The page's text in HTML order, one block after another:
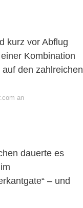
kurz vor Abflug
Kombination
den zahlreichen
an
dauerte es
– und